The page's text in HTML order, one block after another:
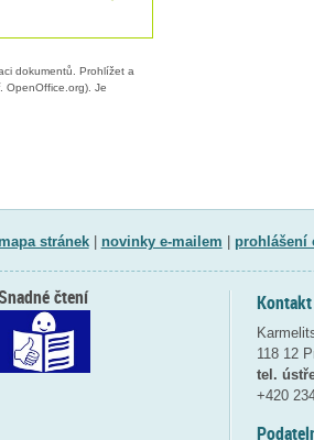
dokumentů. Prohlížet a
OpenOffice.org). Je
stránek| novinky e-mailem prohlášení
118 12
tel.
+420
čtení